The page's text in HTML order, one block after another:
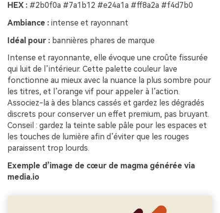
HEX : #2b0f0a #7a1b12 #e24a1a #ff8a2a #f4d7b0
Ambiance : intense et rayonnant
Idéal pour : bannières phares de marque
Intense et rayonnante, elle évoque une croûte fissurée
qui luit de l’intérieur. Cette palette couleur lave
fonctionne au mieux avec la nuance la plus sombre pour
les titres, et l’orange vif pour appeler à l’action.
Associez-la à des blancs cassés et gardez les dégradés
discrets pour conserver un effet premium, pas bruyant.
Conseil : gardez la teinte sable pâle pour les espaces et
les touches de lumière afin d’éviter que les rouges
paraissent trop lourds.
Exemple d’image de cœur de magma générée via
media.io